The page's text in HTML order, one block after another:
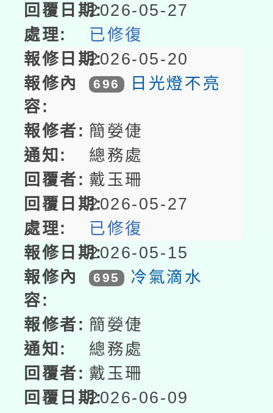
2026-05-27
已修復
2026-05-20
696 日光燈不亮
簡嫈倢
總務處
戴玉珊
2026-05-27
已修復
2026-05-15
695 冷氣滴水
簡嫈倢
總務處
戴玉珊
2026-06-09